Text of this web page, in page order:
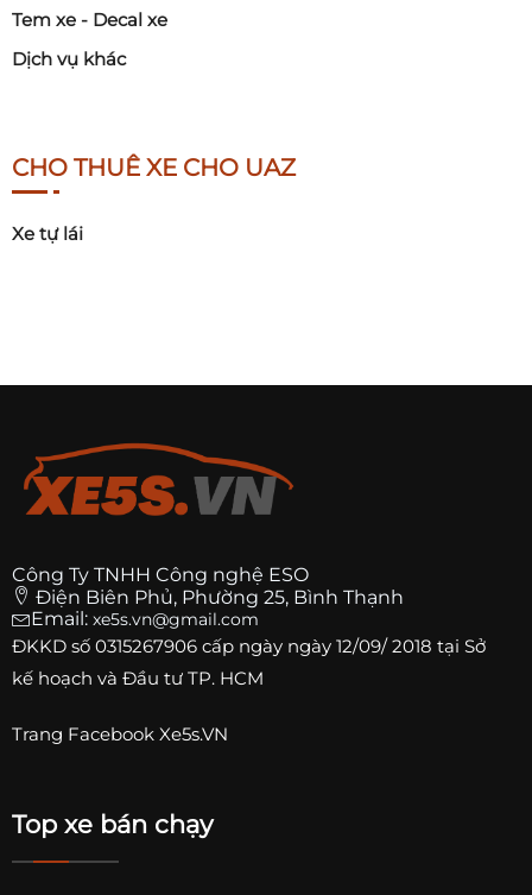
Tem xe - Decal xe
Dịch vụ khác
CHO THUÊ XE CHO UAZ
Xe tự lái
Công Ty TNHH Công nghệ ESO
Điện Biên Phủ, Phường 25, Bình Thạnh
Email: xe5s.vn@gmail.com
ĐKKD số 0315267906 cấp ngày ngày 12/09/ 2018 tại Sở
kế hoạch và Đầu tư TP. HCM
Trang Facebook Xe5s.VN
Top xe bán chạy